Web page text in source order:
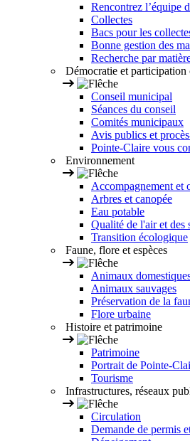
Rencontrez l’équipe
Collectes
Bacs pour les
Bonne gestion des
Recherche par
Démocratie et participation
Conseil municipal
Séances du conseil
Comités municipaux
Avis publics et
Pointe-Claire vous
Environnement
Accompagnement et
Arbres et canopée
Eau potable
Qualité de l'air et des
Transition écologique
Faune, flore et espèces
Animaux
Animaux sauvages
Préservation de la
Flore urbaine
Histoire et patrimoine
Patrimoine
Portrait de Pointe-
Tourisme
Infrastructures, réseaux
Circulation
Demande de permis